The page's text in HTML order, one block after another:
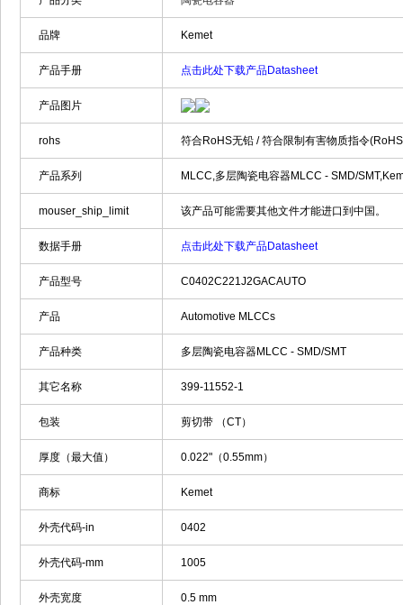
品牌 Kemet
产品手册 点击此处下载产品Datasheet
产品图片
rohs 符合RoHS无铅 / 符合限制有害物质指令
产品系列 MLCC,多层陶瓷电容器MLCC - SMD/
mouser_ship_limit 该产品可能需要其他文件才能进口到中国。
数据手册 点击此处下载产品Datasheet
产品型号 C0402C221J2GACAUTO
产品 Automotive MLCCs
产品种类 多层陶瓷电容器MLCC - SMD/SMT
其它名称 399-11552-1
包装 剪切带 （CT）
厚度（最大值） 0.022"（0.55mm）
商标 Kemet
外壳代码-in 0402
外壳代码-mm 1005
外壳宽度 0.5 mm